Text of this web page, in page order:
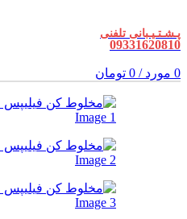
پـشـتـیـبانی تلفنی
09331620810
0 مورد /
0 تومان